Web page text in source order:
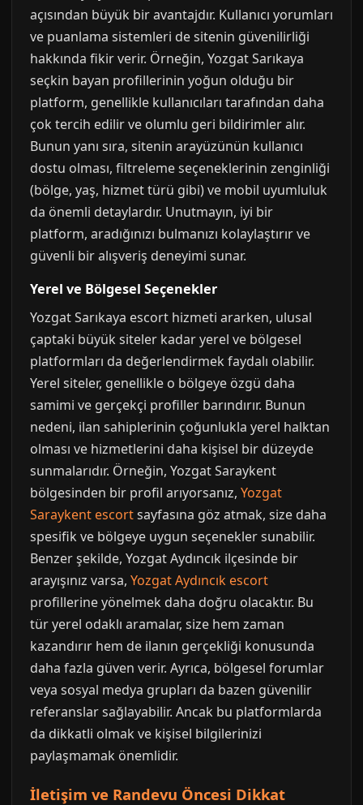
açısından büyük bir avantajdır. Kullanıcı yorumları
ve puanlama sistemleri de sitenin güvenilirliği
hakkında fikir verir. Örneğin, Yozgat Sarıkaya
seçkin bayan profillerinin yoğun olduğu bir
platform, genellikle kullanıcıları tarafından daha
çok tercih edilir ve olumlu geri bildirimler alır.
Bunun yanı sıra, sitenin arayüzünün kullanıcı
dostu olması, filtreleme seçeneklerinin zenginliği
(bölge, yaş, hizmet türü gibi) ve mobil uyumluluk
da önemli detaylardır. Unutmayın, iyi bir
platform, aradığınızı bulmanızı kolaylaştırır ve
güvenli bir alışveriş deneyimi sunar.
Yerel ve Bölgesel Seçenekler
Yozgat Sarıkaya escort hizmeti ararken, ulusal
çaptaki büyük siteler kadar yerel ve bölgesel
platformları da değerlendirmek faydalı olabilir.
Yerel siteler, genellikle o bölgeye özgü daha
samimi ve gerçekçi profiller barındırır. Bunun
nedeni, ilan sahiplerinin çoğunlukla yerel halktan
olması ve hizmetlerini daha kişisel bir düzeyde
sunmalarıdır. Örneğin, Yozgat Saraykent
bölgesinden bir profil arıyorsanız, Yozgat
Saraykent escortsayfasına göz atmak, size daha
spesifik ve bölgeye uygun seçenekler sunabilir.
Benzer şekilde, Yozgat Aydıncık ilçesinde bir
arayışınız varsa, Yozgat Aydıncık escort
profillerine yönelmek daha doğru olacaktır. Bu
tür yerel odaklı aramalar, size hem zaman
kazandırır hem de ilanın gerçekliği konusunda
daha fazla güven verir. Ayrıca, bölgesel forumlar
veya sosyal medya grupları da bazen güvenilir
referanslar sağlayabilir. Ancak bu platformlarda
da dikkatli olmak ve kişisel bilgilerinizi
paylaşmamak önemlidir.
İletişim ve Randevu Öncesi Dikkat